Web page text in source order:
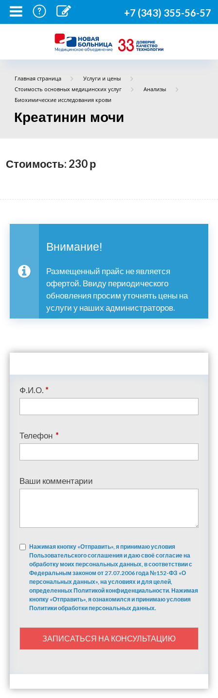
+7 (343) 355-56-57
Главная страница
Услуги и цены
Стоимость основных медицинских услуг
Анализы
Биохимические исследования крови
Креатинин мочи
Стоимость: 230р
Внимание!
Размещенный прайс не является
офертой. Ввиду периодического
обновления просим уточнять цены на
услуги у наших администраторов.
Ф.И.О. *
Телефон *
Ваши комментарии
Нажимая кнопку «Отправить», я принимаю условия
Пользовательского соглашения и даю своё согласие на
обработку моих персональных данных, в соответствии с
Федеральным законом от 27.07.2006 года №152-ФЗ «О
персональных данных», на условиях и для целей,
определенных Политикой конфиденциальности. Нажимая
кнопку «Отправить», я ознакомился и принимаю условия
Политики обработки персональных данных.
ЗАПИСАТЬСЯ НА КОНСУЛЬТАЦИЮ